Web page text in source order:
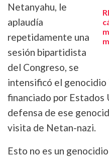
Netanyahu, le
aplaudía
repetidamente una
sesión bipartidista
del Congreso, se
intensificó el
financiado por Estados
defensa de ese
visita de Netan-nazi.
Esto no es un